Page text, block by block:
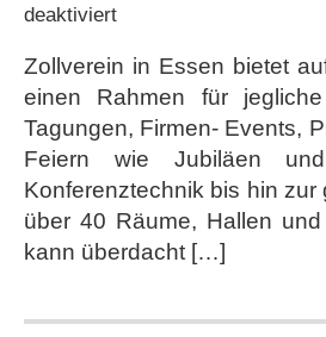
deaktiviertfür
mit
vielen
Zollverein in Essen bietet
einen Rahmen für
Tagungen, Firmen- Events,
Feiern wie Jubiläen
Konferenztechnik bis hin
über 40 Räume, Hallen
kann überdacht […]